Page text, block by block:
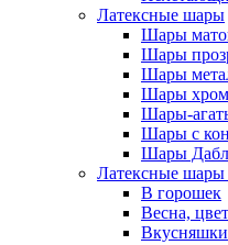
Латексные шары
Шары
Шары
Шары
Шары хром
Шары-
Шары с
Шары Дабл
Латексные шары
В горошек
Весна,
Вкусняшки